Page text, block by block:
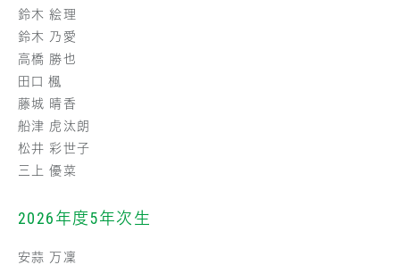
鈴木 絵理
鈴木 乃愛
高橋 勝也
田口 楓
藤城 晴香
船津 虎汰朗
松井 彩世子
三上 優菜
2026年度5年次生
安蒜 万凜